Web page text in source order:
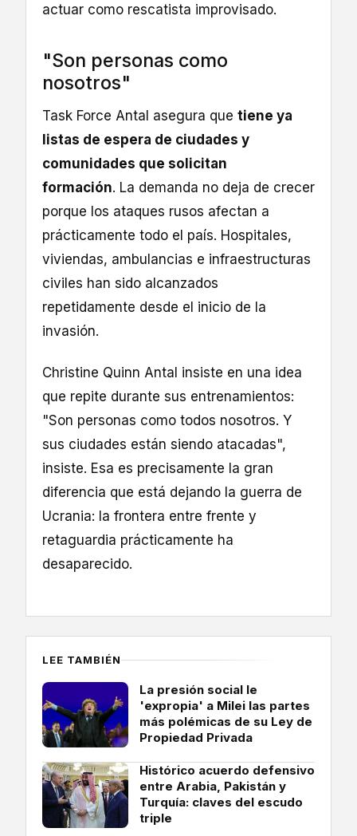
actuar como rescatista improvisado.
"Son personas como
nosotros"
Task Force Antal asegura que tiene ya
listas de espera de ciudades y
comunidades que solicitan
formación. La demanda no deja de crecer
porque los ataques rusos afectan a
prácticamente todo el país. Hospitales,
viviendas, ambulancias e infraestructuras
civiles han sido alcanzados
repetidamente desde el inicio de la
invasión.
Christine Quinn Antal insiste en una idea
que repite durante sus entrenamientos:
"Son personas como todos nosotros. Y
sus ciudades están siendo atacadas",
insiste. Esa es precisamente la gran
diferencia que está dejando la guerra de
Ucrania: la frontera entre frente y
retaguardia prácticamente ha
desaparecido.
LEE TAMBIÉN
La presión social le
'expropia' a Milei las partes
más polémicas de su Ley de
Propiedad Privada
Histórico acuerdo defensivo
entre Arabia, Pakistán y
Turquía: claves del escudo
triple